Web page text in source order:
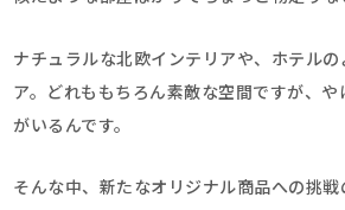
ナチュラルな北欧インテリアや、ホテルの
ア。どれももちろん素敵な空間ですが、や
がいるんです。
そんな中、新たなオリジナル商品への挑